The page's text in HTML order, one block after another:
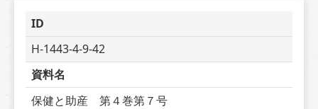
ID
H-1443-4-9-42
資料名
保健と助産　第４巻第７号